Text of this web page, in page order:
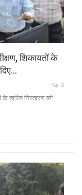
शिकायतों के
0
त्वरित निस्तारण को